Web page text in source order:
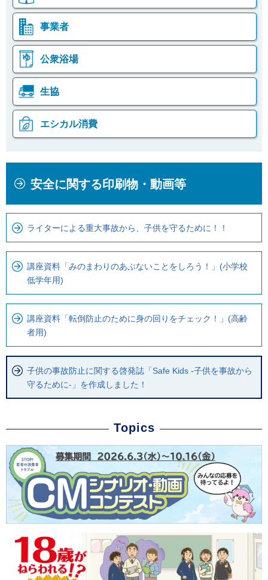
事業者
公衆浴場
生協
エシカル消費
ま
で
。
ロ
カ
ナ
で
安全に関する印刷物・動画等
ライターによる重大事故から、子供を守るために！！
講座資料「みのまわりのあぶないことをしろう！」(小学校
低学年用)
講座資料「転倒防止のために身の回りをチェック！」(高齢
者用)
子供の事故防止に関する啓発誌「Safe Kids -子供を事故から
守るために-」を作成しました！
Topics